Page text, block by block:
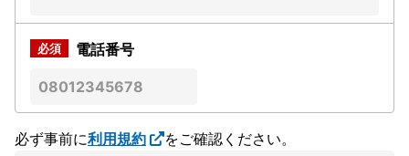
電話番号
必ず事前に利用規約
をご確認ください。